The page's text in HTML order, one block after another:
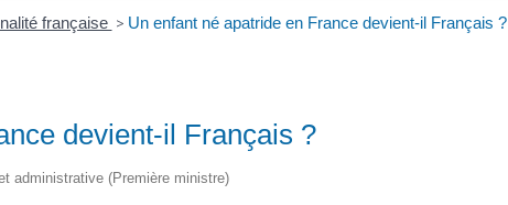
française > Un enfant né apatride en France devient-il Français ?
devient-il Français ?
administrative (Première ministre)